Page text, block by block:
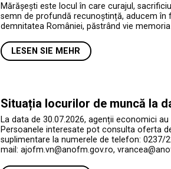
Mărășești este locul în care curajul,
semn de profundă recunoștință, aducem
demnitatea României, păstrând vie
LESEN SIE MEHR
Situația locurilor de muncă la
La data de 30.07.2026, agenții economici
Persoanele interesate pot consulta oferta
suplimentare la numerele de telefon: 0237/
mail: ajofm.vn@anofm.gov.ro,